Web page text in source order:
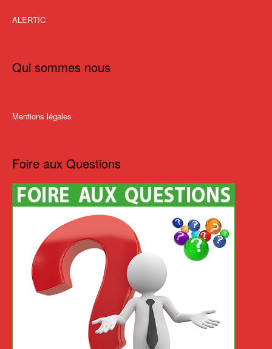
ALERTIC
Qui sommes nous
Mentions légales
Foire aux Questions